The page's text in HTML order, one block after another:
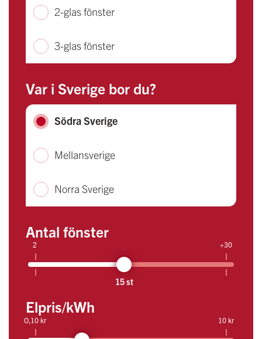
2-glas fönster
3-glas fönster
Var i Sverige bor du?
Södra Sverige
Mellansverige
Norra Sverige
Antal fönster
2 +30
15 st
Elpris/kWh
O,10 kr 10 kr